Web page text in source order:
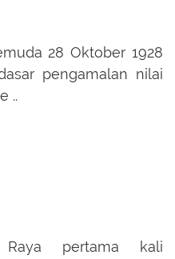
28 Oktober 1928
pengamalan nilai
..
Raya pertama kali